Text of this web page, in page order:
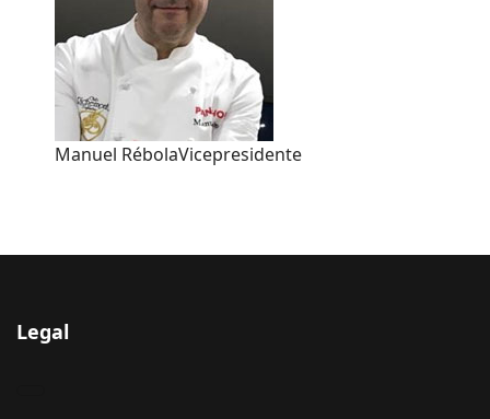
Manuel RébolaVicepresidente
Legal